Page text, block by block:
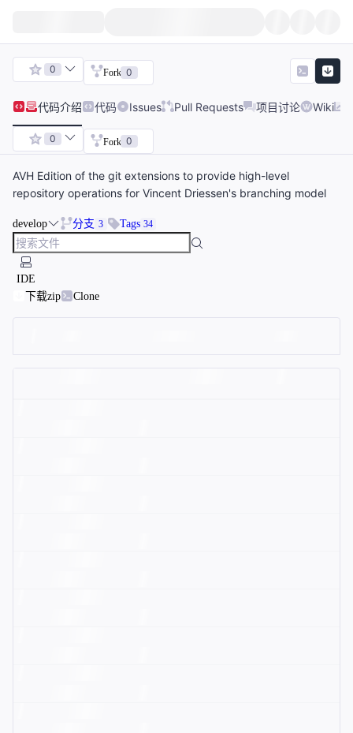
0 Fork 0
代码介绍 代码 Issues Pull Requests 项目讨论 Wiki
0 Fork 0
AVH Edition of the git extensions to provide high-level
repository operations for Vincent Driessen's branching model
develop 分支 3 Tags 34
IDE
下载zip
Clone